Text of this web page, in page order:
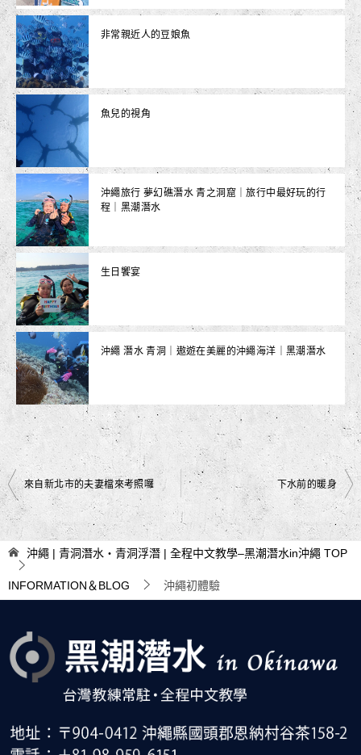
非常親近人的豆娘魚
魚兒的視角
沖繩旅行 夢幻礁潛水 青之洞窟｜旅行中最好玩的行
程｜黑潮潛水
生日饗宴
沖繩 潛水 青洞｜遨遊在美麗的沖繩海洋｜黑潮潛水
文
章
導
覽
來自新北市的夫妻檔來考照囉 下水前的暖身
沖繩 | 青洞潛水・青洞浮潛 | 全程中文教學–黑潮潛水in沖繩 TOP
INFORMATION＆BLOG 沖繩初體驗